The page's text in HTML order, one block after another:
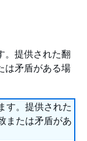
。提供された翻
は矛盾がある場
す。提供された
または矛盾があ